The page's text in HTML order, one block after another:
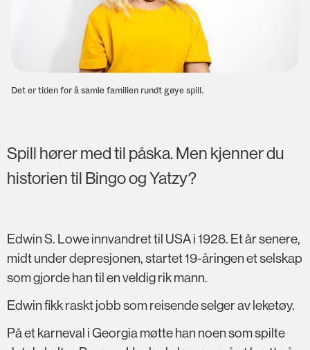
Det er tiden for å samle familien rundt gøye spill.
Spill hører med til påska. Men kjenner du
historien til Bingo og Yatzy?
Edwin S. Lowe innvandret til USA i 1928. Et år senere,
midt under depresjonen, startet 19-åringen et selskap
som gjorde han til en veldig rik mann.
Edwin fikk raskt jobb som reisende selger av leketøy.
På et karneval i Georgia møtte han noen som spilte